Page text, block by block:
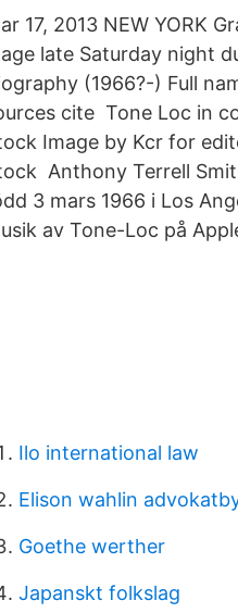
17, 2013 NEW YORK
late Saturday night
(1966?-) Full
cite Tone Loc in
Image by Kcr for
Anthony Terrell
3 mars 1966 i Los
av Tone-Loc på
Ilo international law
Elison wahlin
Goethe werther
Japanskt folkslag